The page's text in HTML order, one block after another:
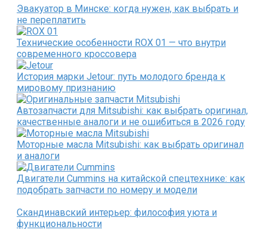
Эвакуатор в Минске: когда нужен, как выбрать и
не переплатить
Технические особенности ROX 01 — что внутри
современного кроссовера
История марки Jetour: путь молодого бренда к
мировому признанию
Автозапчасти для Mitsubishi: как выбрать оригинал,
качественные аналоги и не ошибиться в 2026 году
Моторные масла Mitsubishi: как выбрать оригинал
и аналоги
Двигатели Cummins на китайской спецтехнике: как
подобрать запчасти по номеру и модели
Скандинавский интерьер: философия уюта и
функциональности